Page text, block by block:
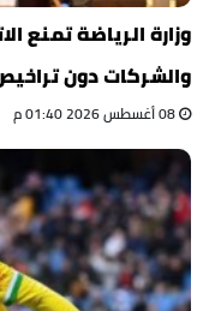
وزارة الرياضة تمنع
والشركات دون